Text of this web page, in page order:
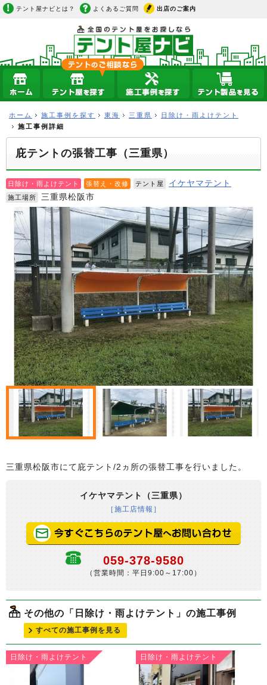
テント屋ナビとは？ よくあるご質問 出店のご案内
ホーム 施工事例を探す 東海 三重県
日除け・雨よけテント
施工事例詳細
庇テントの張替工事（三重県）
日除け・雨よけテント 張替え・改修 テント屋 イケヤマテント
施工場所 三重県松阪市
三重県松阪市にて庇テント/2ヵ所の張替工事を行いました。
イケヤマテント（三重県）
［施工店情報］
059-378-9580
（営業時間：平日9:00～17:00）
その他の「日除け・雨よけテント」の施工事例
すべての施工事例を見る
日除け・雨よけテント 日除け・雨よけテント